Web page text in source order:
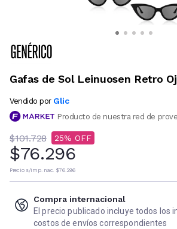
Gafas de Sol Leinuosen Retro
Vendido por Glic
Producto de nuestra red de
$101.728 25
$76.296
Precio s/imp. nac. $76.296
Compra internacional
El precio publicado incluye todos los
costos de envíos correspondientes